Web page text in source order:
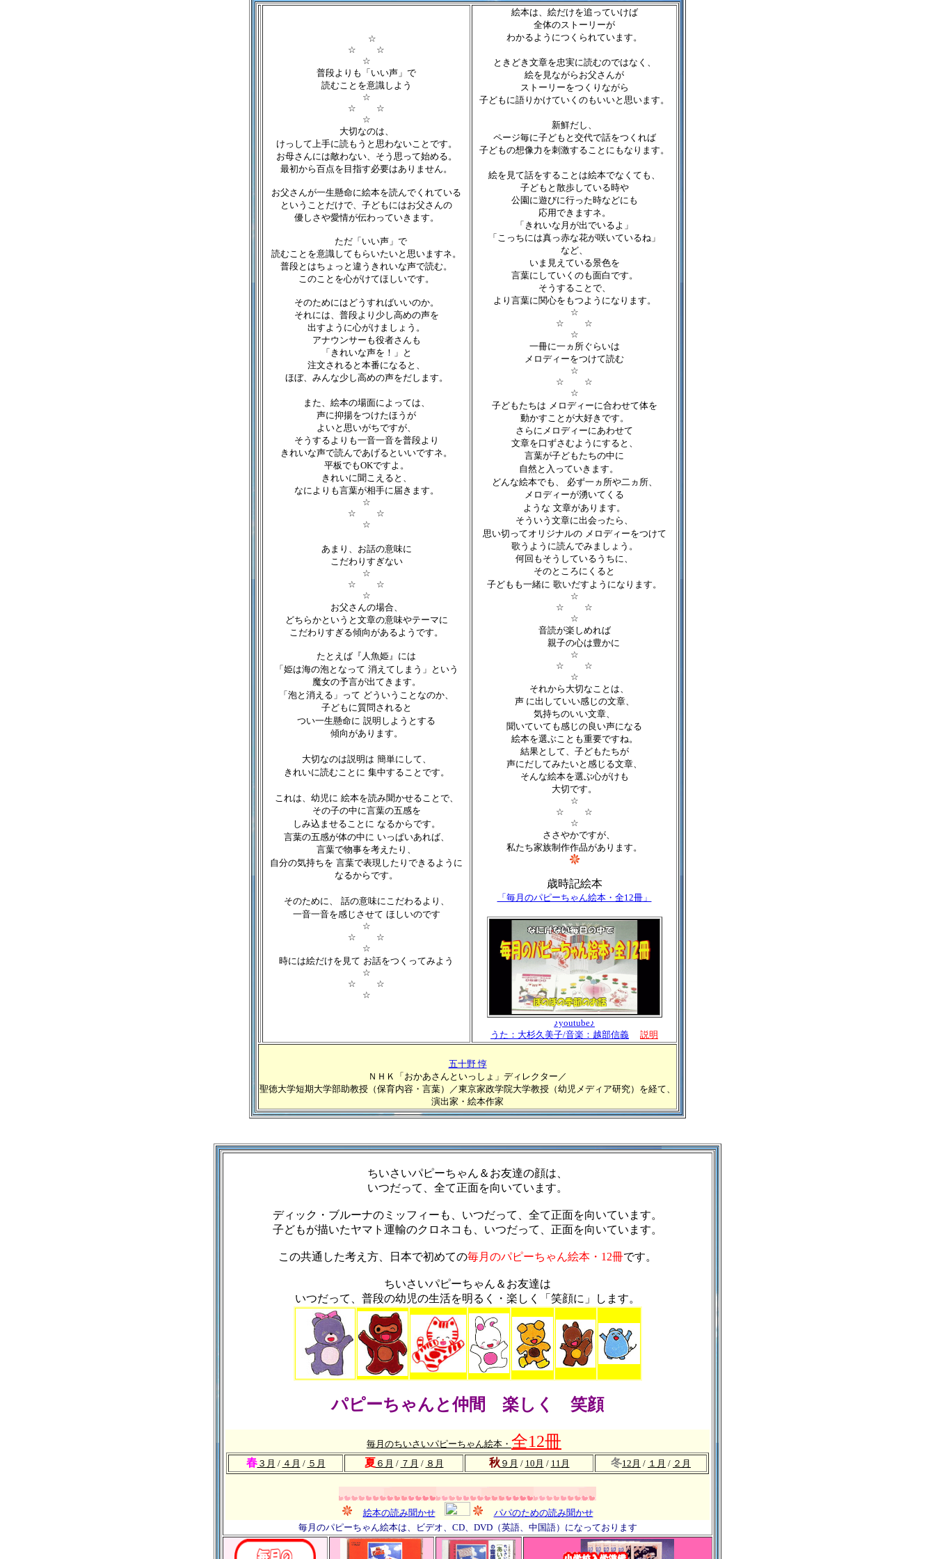
☆
☆ ☆
☆
普段よりも「いい声」で
読むことを意識しよう
☆
☆ ☆
☆
大切なのは、
けっして上手に読もうと思わないことです。
お母さんには敵わない、そう思って始める。
最初から百点を目指す必要はありません。
お父さんが一生懸命に絵本を読んでくれている
ということだけで、子どもにはお父さんの
優しさや愛情が伝わっていきます。
ただ「いい声」で
読むことを意識してもらいたいと思いますネ。
普段とはちょっと違うきれいな声で読む。
このことを心がけてほしいです。
そのためにはどうすればいいのか。
それには、普段より少し高めの声を
出すように心がけましょう。
アナウンサーも役者さんも
「きれいな声を！」と
注文されると本番になると、
ほぼ、みんな少し高めの声をだします。
また、絵本の場面によっては、
声に抑揚をつけたほうが
よいと思いがちですが、
そうするよりも一音一音を普段より
きれいな声で読んであげるといいですネ。
平板でもOKですよ。
きれいに聞こえると、
なによりも言葉が相手に届きます。
☆
☆ ☆
☆
あまり、お話の意味に
こだわりすぎない
☆
☆ ☆
☆
お父さんの場合、
どちらかというと文章の意味やテーマに
こだわりすぎる傾向があるようです。
たとえば『人魚姫』には
「姫は海の泡となって 消えてしまう」という
魔女の予言が出てきます。
「泡と消える」って どういうことなのか、
子どもに質問されると
つい一生懸命に 説明しようとする
傾向があります。
大切なのは説明は 簡単にして、
きれいに読むことに 集中することです。
これは、幼児に 絵本を読み聞かせることで、
その子の中に言葉の五感を
しみ込ませることに なるからです。
言葉の五感が体の中に いっぱいあれば、
言葉で物事を考えたり、
自分の気持ちを 言葉で表現したりできるように
なるからです。
そのために、
話の意味にこだわるより、
一音一音を感じさせて ほしいのです
☆
☆ ☆
☆
時には絵だけを見て お話をつくってみよう
☆
☆ ☆
☆
絵本は、絵だけを追っていけば
全体のストーリーが
わかるようにつくられています。
ときどき文章を忠実に読むのではなく、
絵を見ながらお父さんが
ストーリーをつくりながら
子どもに語りかけていくのもいいと思います。
新鮮だし、
ページ毎に子どもと交代で話をつくれば
子どもの想像力を刺激することにもなります。
絵を見て話をすることは絵本でなくても、
子どもと散歩している時や
公園に遊びに行った時などにも
応用できますネ。
「きれいな月が出でいるよ」
「こっちには真っ赤な花が咲いているね」
など、
いま見えている景色を
言葉にしていくのも面白です。
そうすることで、
より言葉に関心をもつようになります。
☆
☆ ☆
☆
一冊に一ヵ所ぐらいは
メロディーをつけて読む
☆
☆ ☆
☆
子どもたちは メロディーに合わせて体を
動かすことが大好きです。
さらにメロディーにあわせて
文章を口ずさむようにすると、
言葉が子どもたちの中に
自然と入っていきます。
どんな絵本でも、
必ず一ヵ所や二ヵ所、
メロディーが湧いてくる
ような 文章があります。
そういう文章に出会ったら、
思い切ってオリジナルの メロディーをつけて
歌うように読んでみましょう。
何回もそうしているうちに、
そのところにくると
子どもも一緒に 歌いだすようになります。
☆
☆ ☆
☆
音読が楽しめれば
親子の心は豊かに
☆
☆ ☆
☆
それから大切なことは、
声 に出していい感じの文章、
気持ちのいい文章、
聞いていても感じの良い声になる
絵本を選ぶことも重要ですね。
結果として、子どもたちが
声にだしてみたいと感じる文章、
そんな絵本を選ぶ心がけも
大切です。
☆
☆ ☆
☆
ささやかですが、
私たち家族制作作品があります。
歳時記絵本
「毎月のパピーちゃん絵本・全12冊」
♪youtube♪
うた：大杉久美子/音楽：越部信義
説明
五十野 惇
ＮＨＫ「おかあさんといっしょ」ディレクター／
聖徳大学短期大学部助教授（保育内容・言葉）／東京家政学院大学教授（幼児メディア研究）を経て、
演出家・絵本作家
ちいさいパピーちゃん＆お友達の顔は、
いつだって、全て正面を向いています。
ディック・ブルーナのミッフィーも、いつだって、全て正面を向いています。
子どもが描いたヤマト運輸のクロネコも、いつだって、正面を向いています。
この共通した考え方、日本で初めての毎月のパピーちゃん絵本・12冊です。
ちいさいパピーちゃん＆お友達は
いつだって、普段の幼児の生活を明るく・楽しく「笑顔に」します。
パピーちゃんと仲間 楽しく 笑顔
毎月のちいさいパピーちゃん絵本・ 全12冊
春３月 / ４月 / ５月 夏 ６月 / ７月 / ８月 秋９月 / 10月 / 11月 冬12月 / １月 / ２月
絵本の読み聞かせ
パパのための読み聞かせ
毎月のパピーちゃん絵本は、ビデオ、CD、DVD（英語、中国語）になっております